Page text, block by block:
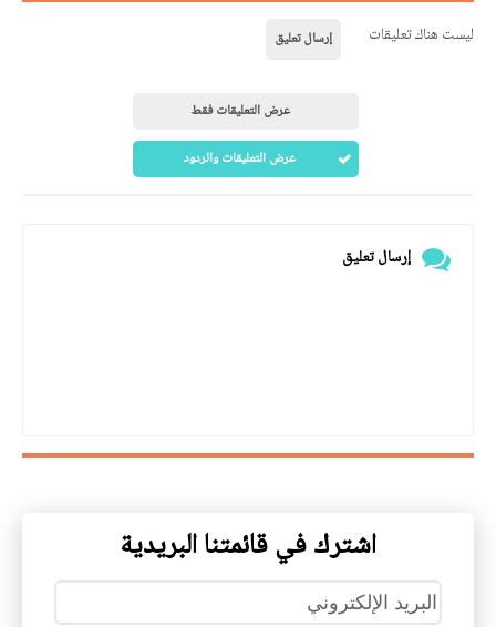
ليست هناك تعليقات إرسال تعليق
عرض التعليقات فقط
عرض التعليقات والردود
إرسال تعليق
اشترك في قائمتنا البريدية